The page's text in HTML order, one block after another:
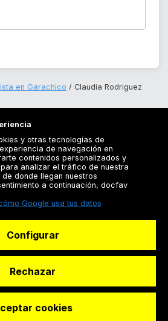
en Garachico
Claudia Rodriguez
Registrarse
Technologies S.L
y otras tecnologías de
de navegación en
contenidos personalizados y
analizar el tráfico de nuestra
donde llegan nuestros
a continuación, docfav
Google usa tus datos
Configurar
Rechazar
cookies